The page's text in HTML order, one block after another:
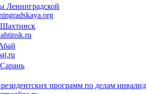
Ленинградской
программ по делам